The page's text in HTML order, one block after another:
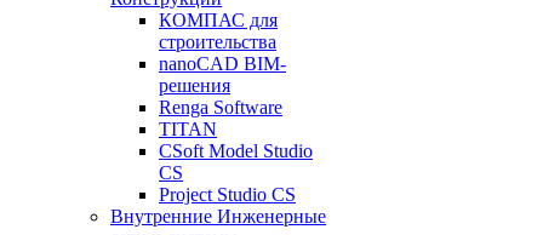
КОМПАС для
строительства
nanoCAD BIM-
решения
Renga Software
TITAN
CSoft Model Studio
CS
Project Studio CS
Внутренние Инженерные